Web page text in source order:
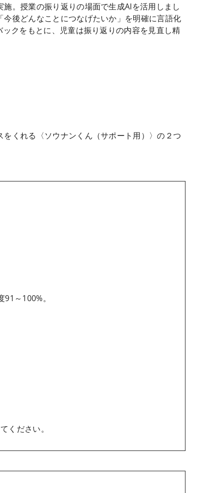
。授業の振り返りの場面で生成AIを活用しまし
後どんなことにつなげたいか」を明確に言語化
クをもとに、児童は振り返りの内容を見直し精
くれる〈ソウナンくん（サポート用）〉の２つ
～100%。
ください。